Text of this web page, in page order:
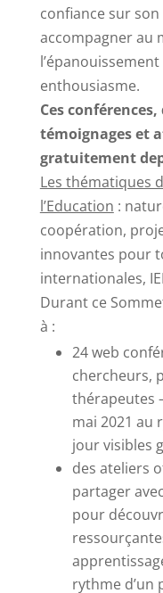
confiance sur
accompagner au
enthousiasme.
Ces conférences,
témoignages et
gratuitement
Les thématiques
l’Education :
coopération,
innovantes pour
internationales,
Durant ce
à :
24 web
chercheurs,
thérapeutes
mai 2021 au
jour visibles
des ateliers
partager
pour
rythme d’un